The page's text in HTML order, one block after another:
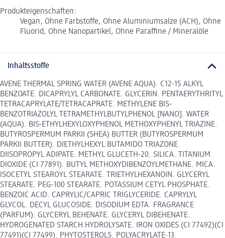
Produkteigenschaften:
Vegan, Ohne Farbstoffe, Ohne Aluminiumsalze (ACH), Ohne
Fluorid, Ohne Nanopartikel, Ohne Paraffine / Mineralöle
Inhaltsstoffe
AVENE THERMAL SPRING WATER (AVENE AQUA). C12-15 ALKYL
BENZOATE. DICAPRYLYL CARBONATE. GLYCERIN. PENTAERYTHRITYL
TETRACAPRYLATE/TETRACAPRATE. METHYLENE BIS-
BENZOTRIAZOLYL TETRAMETHYLBUTYLPHENOL [NANO]. WATER
(AQUA). BIS-ETHYLHEXYLOXYPHENOL METHOXYPHENYL TRIAZINE.
BUTYROSPERMUM PARKII (SHEA) BUTTER (BUTYROSPERMUM
PARKII BUTTER). DIETHYLHEXYL BUTAMIDO TRIAZONE.
DIISOPROPYL ADIPATE. METHYL GLUCETH-20. SILICA. TITANIUM
DIOXIDE (CI 77891). BUTYL METHOXYDIBENZOYLMETHANE. MICA.
ISOCETYL STEAROYL STEARATE. TRIETHYLHEXANOIN. GLYCERYL
STEARATE. PEG-100 STEARATE. POTASSIUM CETYL PHOSPHATE.
BENZOIC ACID. CAPRYLIC/CAPRIC TRIGLYCERIDE. CAPRYLYL
GLYCOL. DECYL GLUCOSIDE. DISODIUM EDTA. FRAGRANCE
(PARFUM). GLYCERYL BEHENATE. GLYCERYL DIBEHENATE.
HYDROGENATED STARCH HYDROLYSATE. IRON OXIDES (CI 77492)(CI
77491)(CI 77499). PHYTOSTEROLS. POLYACRYLATE-13.